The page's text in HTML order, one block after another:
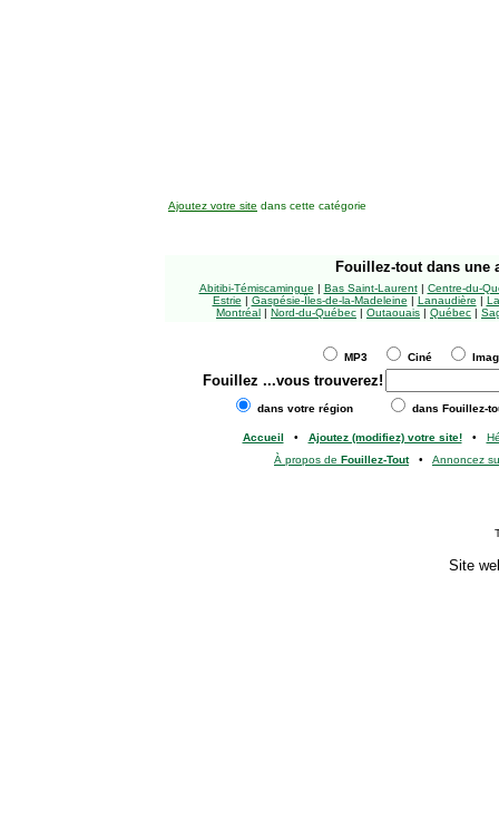
Ajoutez votre site dans cette catégorie
Fouillez-tout dans une
Abitibi-Témiscamingue | Bas Saint-Laurent| Centre-du-
Estrie | Gaspésie-Îles-de-la-Madeleine | Lanaudière |
Montréal | Nord-du-Québec | Outaouais | Québec |
MP3 Ciné
Fouillez ...vous trouverez!
dans votre région dans Fouillez-
Accueil • Ajoutez (modifiez) votre site!•
À propos de Fouillez-Tout• Annoncez
Site